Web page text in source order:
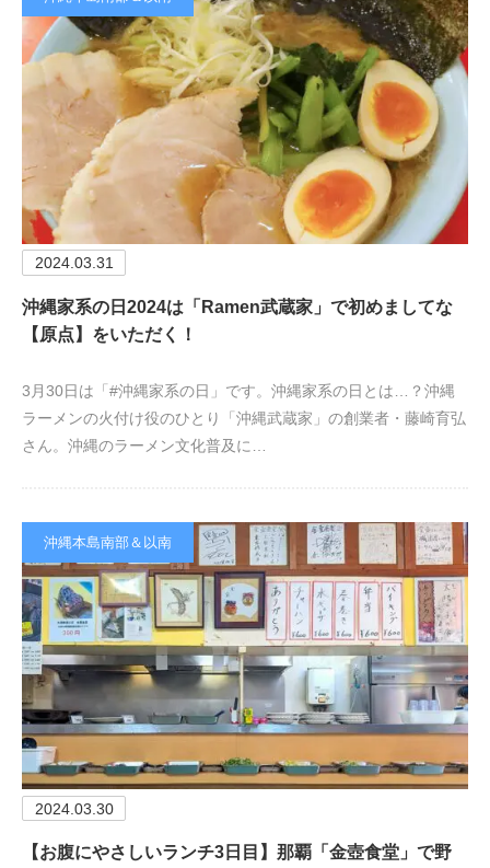
2024.03.31
沖縄家系の日2024は「Ramen武蔵家」で初めましてな
【原点】をいただく！
3月30日は「#沖縄家系の日」です。沖縄家系の日とは…？沖縄
ラーメンの火付け役のひとり「沖縄武蔵家」の創業者・藤崎育弘
さん。沖縄のラーメン文化普及に…
沖縄本島南部＆以南
2024.03.30
【お腹にやさしいランチ3日目】那覇「金壺食堂」で野